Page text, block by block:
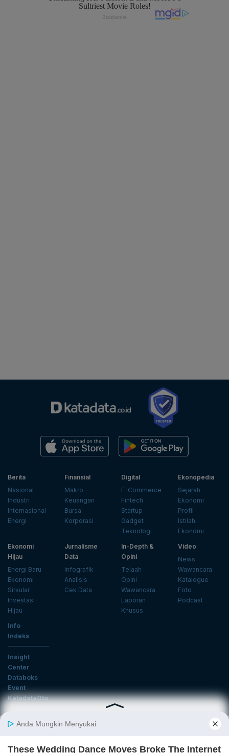
Berita
Nasional
Industri
Internasional
Energi
Finansial
Makro
Keuangan
Bursa
Korporasi
Digital
E-Commerce
Fintech
Startup
Gadget
Teknologi
Ekonopedia
Sejarah
Ekonomi
Profil
Istilah
Ekonomi
Ekonomi
Hijau
Energi Baru
Ekonomi
Sirkular
Investasi
Hijau
Jurnalisme
Data
Infografik
Analisis
Cek Data
In-Depth &
Opini
Telaah
Opini
Wawancara
Laporan
Khusus
Video
News
Wawancara
Katalogue
Foto
Podcast
Info
Indeks
Insight
Center
Databoks
Event
KatadataOto
Langganan Newsletter
Daftar